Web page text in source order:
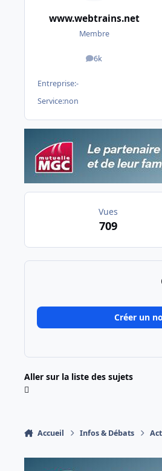
www.webtrains.net
Membre
6k
messages
Entreprise:-
Service:non
Vues
709
Créer un
Aller sur la liste des sujets
Accueil Infos & Débats